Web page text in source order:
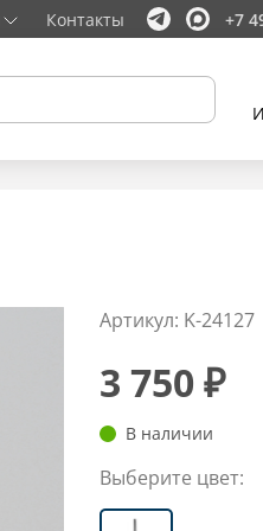
Контакты +7
Артикул: K-24127
3 750 ₽
В наличии
Выберите цвет: